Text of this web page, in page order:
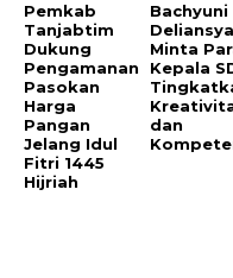
Pemkab
Tanjabtim
Dukung
Pengamanan
Pasokan
Harga
Pangan
Jelang Idul
Fitri 1445
Hijriah
Bachyuni
Minta
Kepala
dan